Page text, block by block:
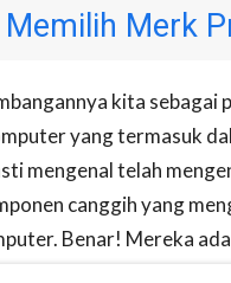
Merk
kita sebagai
yang termasuk
mengenal telah
canggih yang
Benar! Mereka